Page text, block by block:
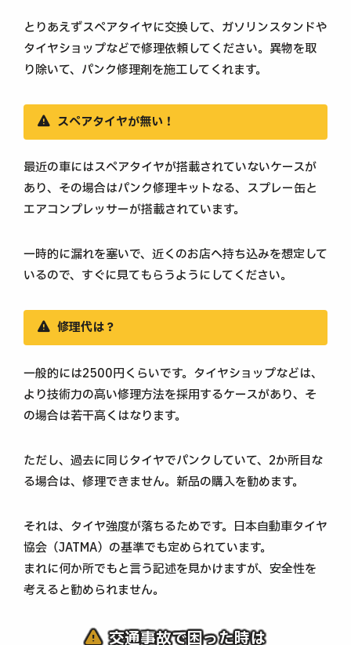
とりあえずスペアタイヤに交換して、ガソリンスタンドや
タイヤショップなどで修理依頼してください。異物を取
り除いて、パンク修理剤を施工してくれます。
スペアタイヤが無い！
最近の車にはスペアタイヤが搭載されていないケースが
あり、その場合はパンク修理キットなる、スプレー缶と
エアコンプレッサーが搭載されています。
一時的に漏れを塞いで、近くのお店へ持ち込みを想定して
いるので、すぐに見てもらうようにしてください。
修理代は？
一般的には2500円くらいです。タイヤショップなどは、
より技術力の高い修理方法を採用するケースがあり、そ
の場合は若干高くはなります。
ただし、過去に同じタイヤでパンクしていて、2か所目な
る場合は、修理できません。新品の購入を勧めます。
それは、タイヤ強度が落ちるためです。日本自動車タイヤ
協会（JATMA）の基準でも定められています。
まれに何か所でもと言う記述を見かけますが、安全性を
考えると勧められません。
交通事故で困った時は